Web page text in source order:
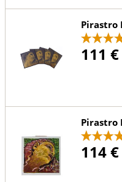
Pirastro
111 €
Pirastro
114 €